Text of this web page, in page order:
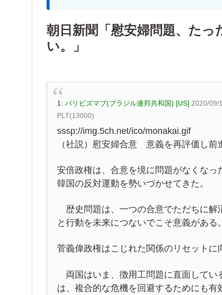
朝日新聞「慰安婦問題、た
い。」
1: パリビズマブ(ブラジル連邦共和国) [US] 2020/09/
PLT(13000)
sssp://img.5ch.net/ico/monakai.gif
（社説）慰安婦合意 意義を再評価し前
安倍政権は、合意を境に問題がなくな
韓国の反対運動を勢いづかせてきた。
歴史問題は、一つの合意でただちに解
と行動を未来につないでこそ意義がある
菅義偉政権はこじれた関係のリセット
両国はいま、徴用工問題に直面してい
は、複合的な危機を回避するためにも有